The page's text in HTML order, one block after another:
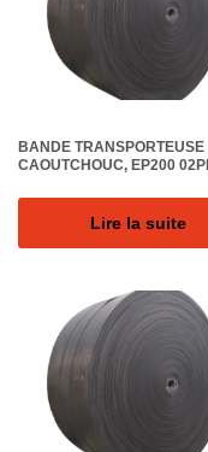
BANDE TRANSPORTEUSE
CAOUTCHOUC, EP200
REVETEM. (2.5+1)MM,
24MPA, SURFACE LISSE
Lire la suite